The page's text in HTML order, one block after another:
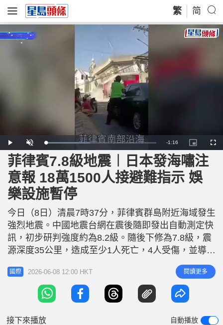
繁 简
P
l
a
y
U
n
m
u
t
e
L
o
d
e
:
4
0
.
3
5
R
e
m
n
n
-1:16
P
i
c
t
u
e
-
i
c
t
u
e
F
u
菲律賓7.8級地震︱日本發海嘯注
意報 18萬1500人接避難指示 娛
樂設施暫停
今日（8日）清晨7時37分，菲律賓群島附近海域發生
強烈地震。中國地震台網在震後隨即發出自動測定快
訊，初步研判強度約為8.2級。隨後下修為7.8級，震
源深度35公里，造成至少1人死亡，4人受傷，並導致
多棟建築物倒塌。太平洋海嘯預警中心已緊急向區內
多個國家及地區拉響海嘯警報。 相關新聞：菲律賓
7.8級地震︱至少1死4傷多棟建築物倒塌 海嘯抵印尼
3地︱有片 日本氣象廳今天上午9時5分針對茨城縣到
國際 2026-06-08 12:00 HKT 閱讀更多
接下來播放 自動播放